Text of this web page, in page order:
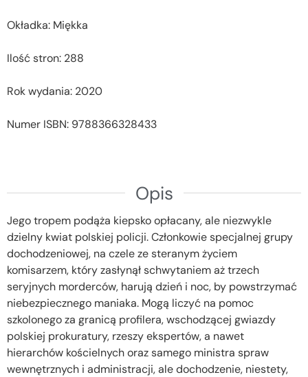
Okładka: Miękka
Ilość stron: 288
Rok wydania: 2020
Numer ISBN: 9788366328433
Opis
Jego tropem podąża kiepsko opłacany, ale niezwykle
dzielny kwiat polskiej policji. Członkowie specjalnej grupy
dochodzeniowej, na czele ze steranym życiem
komisarzem, który zasłynął schwytaniem aż trzech
seryjnych morderców, harują dzień i noc, by powstrzymać
niebezpiecznego maniaka. Mogą liczyć na pomoc
szkolonego za granicą profilera, wschodzącej gwiazdy
polskiej prokuratury, rzeszy ekspertów, a nawet
hierarchów kościelnych oraz samego ministra spraw
wewnętrznych i administracji, ale dochodzenie, niestety,